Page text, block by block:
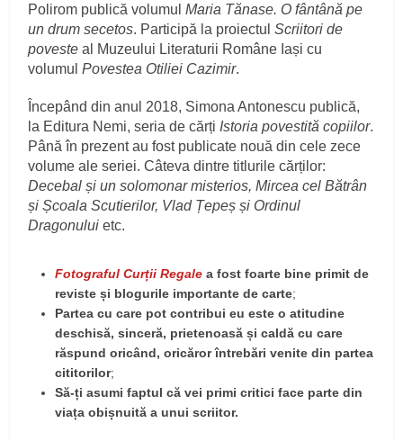
Polirom publică volumulMaria Tănase. O fântână pe
un drum secetos. Participă la proiectulScriitori de
poveste al Muzeului Literaturii Române Iași cu
volumulPovestea Otiliei Cazimir.
Începând din anul 2018, Simona Antonescu publică,
la Editura Nemi, seria de cărți Istoria povestită copiilor.
Până în prezent au fost publicate nouă din cele zece
volume ale seriei. Câteva dintre titlurile cărților:
Decebal și un solomonar misterios, Mircea cel Bătrân
și Școala Scutierilor, Vlad Țepeș și Ordinul
Dragonului etc.
Fotograful Curții Regale a fost foarte bine primit de
reviste și blogurile importante de carte;
Partea cu care pot contribui eu este o atitudine
deschisă, sinceră, prietenoasă și caldă cu care
răspund oricând, oricăror întrebări venite din partea
cititorilor;
Să-ți asumi faptul că vei primi critici face parte din
viața obișnuită a unui scriitor.